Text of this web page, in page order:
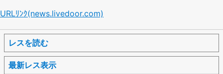
URLﾘﾝｸ(news.livedoor.com)
レスを読む
最新レス表示